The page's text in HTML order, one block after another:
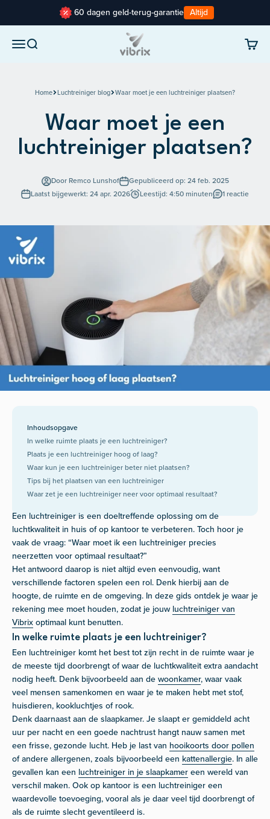
60 dagen geld-terug-garantie Altijd
Navigatiemenu openen
Zoeken openen Vibrix
Home Luchtreiniger blog Waar moet je een luchtreiniger plaatsen?
Waar moet je een
luchtreiniger plaatsen?
Door Remco Lunshof
Gepubliceerd op: 24 feb. 2025
Laatst bijgewerkt: 24 apr. 2026
Leestijd: 4:50 minuten 1 reactie
Inhoudsopgave
In welke ruimte plaats je een luchtreiniger?
Plaats je een luchtreiniger hoog of laag?
Waar kun je een luchtreiniger beter niet plaatsen?
Tips bij het plaatsen van een luchtreiniger
Waar zet je een luchtreiniger neer voor optimaal resultaat?
Een luchtreiniger is een doeltreffende oplossing om de
luchtkwaliteit in huis of op kantoor te verbeteren. Toch hoor je
vaak de vraag: “Waar moet ik een luchtreiniger precies
neerzetten voor optimaal resultaat?”
Het antwoord daarop is niet altijd even eenvoudig, want
verschillende factoren spelen een rol. Denk hierbij aan de
hoogte, de ruimte en de omgeving. In deze gids ontdek je waar je
rekening mee moet houden, zodat je jouwluchtreiniger van
Vibrixoptimaal kunt benutten.
In welke ruimte plaats je een luchtreiniger?
Een luchtreiniger komt het best tot zijn recht in de ruimte waar je
de meeste tijd doorbrengt of waar de luchtkwaliteit extra aandacht
nodig heeft. Denk bijvoorbeeld aan dewoonkamer, waar vaak
veel mensen samenkomen en waar je te maken hebt met stof,
huisdieren, kookluchtjes of rook.
Denk daarnaast aan de slaapkamer. Je slaapt er gemiddeld acht
uur per nacht en een goede nachtrust hangt nauw samen met
een frisse, gezonde lucht. Heb je last van hooikoorts door pollen
of andere allergenen, zoals bijvoorbeeld een kattenallergie. In alle
gevallen kan een luchtreiniger in je slaapkamereen wereld van
verschil maken. Ook op kantoor is een luchtreiniger een
waardevolle toevoeging, vooral als je daar veel tijd doorbrengt of
als de ruimte slecht geventileerd is.